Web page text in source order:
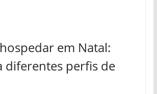
em Natal:
diferentes perfis de